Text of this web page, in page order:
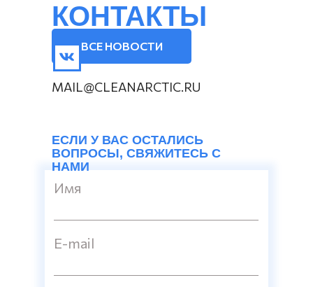
ВСЕ НОВОСТИ
КОНТАКТЫ
ЕСЛИ У ВАС ОСТАЛИСЬ
ВОПРОСЫ, СВЯЖИТЕСЬ С
НАМИ
Имя
E-mail
MAIL@CLEANARCTIC.RU